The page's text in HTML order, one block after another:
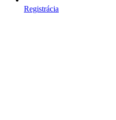
Registrácia